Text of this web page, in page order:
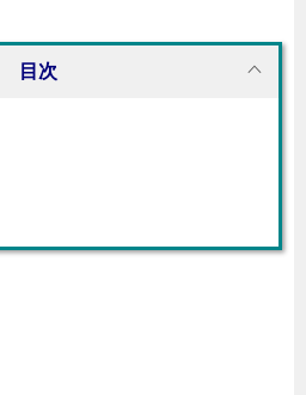
目次